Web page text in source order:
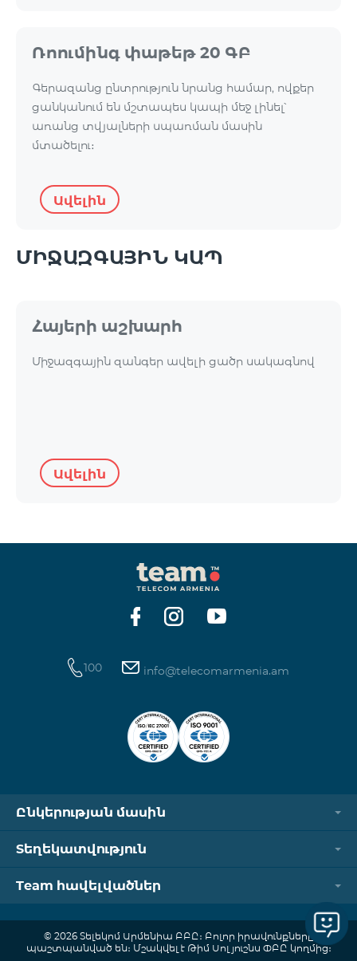
Ռոումինգ փաթեթ 20 ԳԲ
Գերազանց ընտրություն նրանց համար, ովքեր
ցանկանում են մշտապես կապի մեջ լինել՝
առանց տվյալների սպառման մասին
մտածելու։
Ավելին
ՄԻՋԱԶԳԱՅԻՆ ԿԱՊ
Հայերի աշխարհ
Միջազգային զանգեր ավելի ցածր սակագնով
Ավելին
100 info@telecomarmenia.am
Ընկերության մասին
Տեղեկատվություն
Team հավելվածներ
© 2026 Տելեկոմ Արմենիա ԲԲԸ։ Բոլոր իրավունքները
պաշտպանված են։ Մշակվել է Թիմ Սոլյուշնս ՓԲԸ կողմից։